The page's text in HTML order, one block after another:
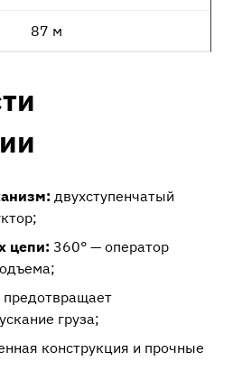
87 м
двухступенчатый
цепи: 360° — оператор
предотвращает
груза;
конструкция и прочные